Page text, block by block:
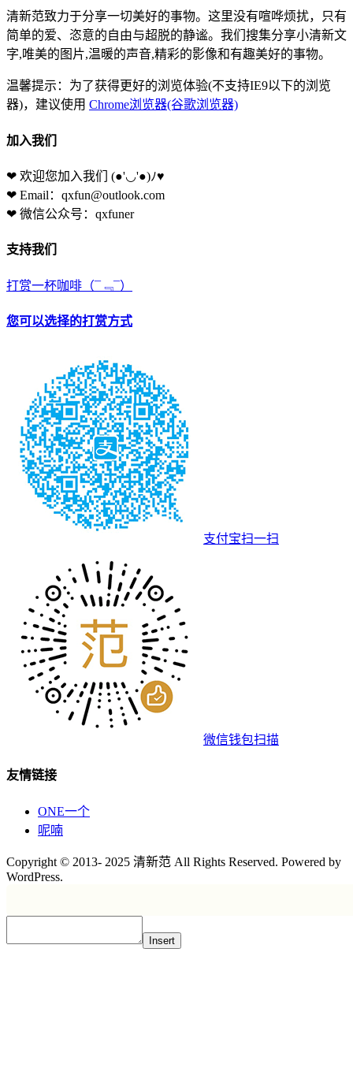
清新范致力于分享一切美好的事物。这里没有喧哗烦扰，只有
简单的爱、恣意的自由与超脱的静谧。我们搜集分享小清新文
字,唯美的图片,温暖的声音,精彩的影像和有趣美好的事物。
温馨提示：为了获得更好的浏览体验(不支持IE9以下的浏览
器)，建议使用 Chrome浏览器(谷歌浏览器)
加入我们
❤ 欢迎您加入我们 (●'◡'●)ﾉ♥
❤ Email：qxfun@outlook.com
❤ 微信公众号：qxfuner
支持我们
打赏一杯咖啡 （¯﹃¯）
您可以选择的打赏方式
支付宝扫一扫
微信钱包扫描
友情链接
ONE一个
呢喃
Copyright © 2013- 2025 清新范 All Rights Reserved. Powered by
WordPress.
Insert